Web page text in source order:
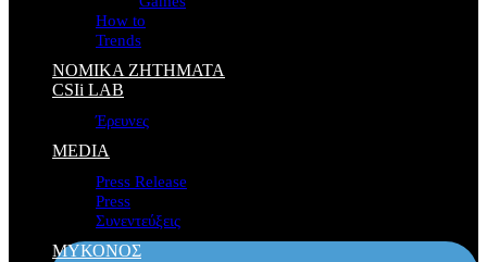
How to
Trends
ΝΟΜΙΚΑ ΖΗΤΗΜΑΤΑ
CSIi LAB
Έρευνες
MEDIA
Press Release
Press
Συνεντεύξεις
ΜΥΚΟΝΟΣ